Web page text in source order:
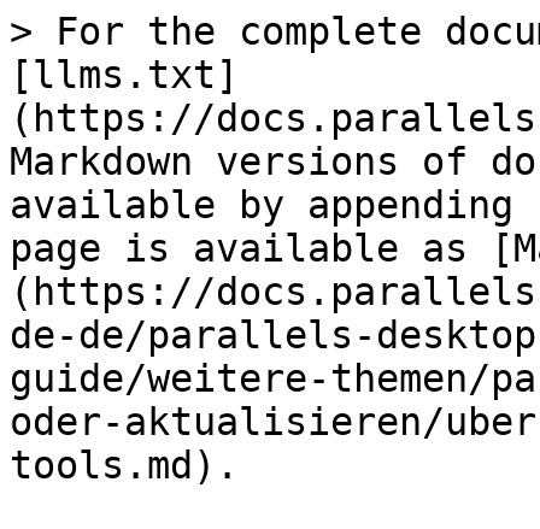
> For the complete
[llms.txt]
(https://
Markdown versions of
available by
page is available as
(https://
de-de/parallels-
guide/weitere-
oder-aktualisieren/
tools.md).